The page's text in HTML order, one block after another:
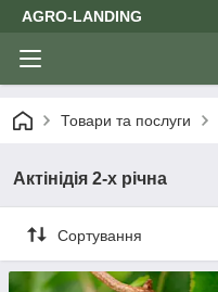
AGRO-LANDING
Товари та послуги
Актінідія 2-х річна
Сортування